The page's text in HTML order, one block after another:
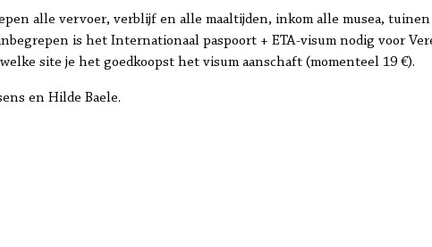
alle vervoer, verblijf en alle maaltijden, inkom alle musea, tuinen
is het Internationaal paspoort + ETA-visum nodig voor
site je het goedkoopst het visum aanschaft (momenteel 19 €).
en Hilde Baele.